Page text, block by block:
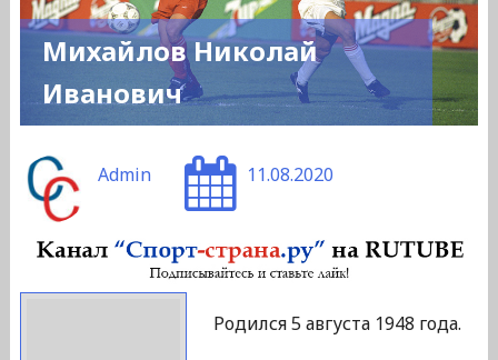
Михайлов Николай
Иванович
Admin 11.08.2020
Родился 5 августа 1948 года.